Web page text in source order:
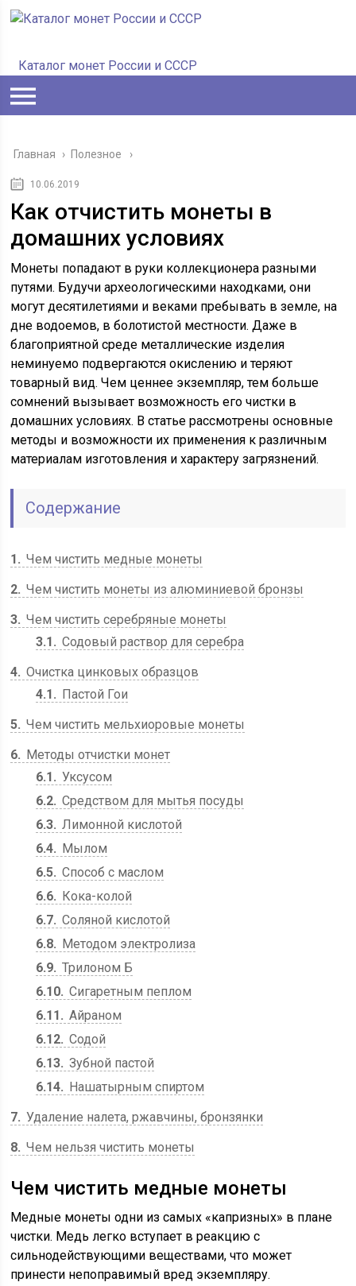
Каталог монет России и СССР
Главная › Полезное
10.06.2019
Как отчистить монеты в
домашних условиях
Монеты попадают в руки коллекционера разными
путями. Будучи археологическими находками, они
могут десятилетиями и веками пребывать в земле, на
дне водоемов, в болотистой местности. Даже в
благоприятной среде металлические изделия
неминуемо подвергаются окислению и теряют
товарный вид. Чем ценнее экземпляр, тем больше
сомнений вызывает возможность его чистки в
домашних условиях. В статье рассмотрены основные
методы и возможности их применения к различным
материалам изготовления и характеру загрязнений.
Содержание
1
Чем чистить медные монеты
2 Чем чистить монеты из алюминиевой бронзы
3 Чем чистить серебряные монеты
3.1
Содовый раствор для серебра
4 Очистка цинковых образцов
4.1
Пастой Гои
5 Чем чистить мельхиоровые монеты
6
Методы отчистки монет
6.1
Уксусом
6.2 Средством для мытья посуды
6.3 Лимонной кислотой
6.4
Мылом
6.5 Способ с маслом
6.6
Кока-колой
6.7 Соляной кислотой
6.8
Методом электролиза
6.9 Трилоном Б
6.10 Сигаретным пеплом
6.11
Айраном
6.12 Содой
6.13 Зубной пастой
6.14
Нашатырным спиртом
7 Удаление налета, ржавчины, бронзянки
8 Чем нельзя чистить монеты
Чем чистить медные монеты
Медные монеты одни из самых «капризных» в плане
чистки. Медь легко вступает в реакцию с
сильнодействующими веществами, что может
принести непоправимый вред экземпляру.